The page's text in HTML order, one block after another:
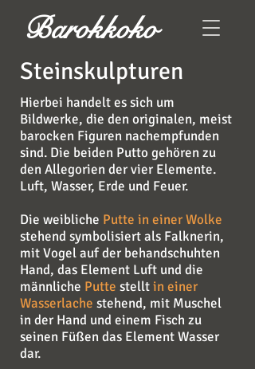
Barokkoko
Steinskulpturen
Hierbei handelt es sich um
Bildwerke, die den originalen, meist
barocken Figuren nachempfunden
sind. Die beiden Putto gehören zu
den Allegorien der vier Elemente.
Luft, Wasser, Erde und Feuer.
Die weibliche Putte in einer Wolke
stehend symbolisiert als Falknerin,
mit Vogel auf der behandschuhten
Hand, das Element Luft und die
männliche Putte stelltin einer
Wasserlache stehend, mit Muschel
in der Hand und einem Fisch zu
seinen Füßen das Element Wasser
dar.